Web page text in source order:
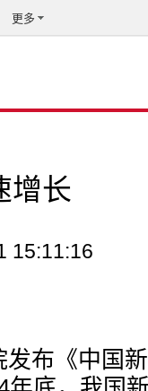
更多
增长
15:11:16
布《中国